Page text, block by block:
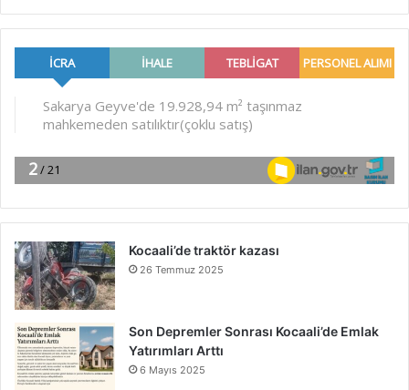
Kocaali’de traktör kazası
26 Temmuz 2025
Son Depremler Sonrası Kocaali’de Emlak
Yatırımları Arttı
6 Mayıs 2025